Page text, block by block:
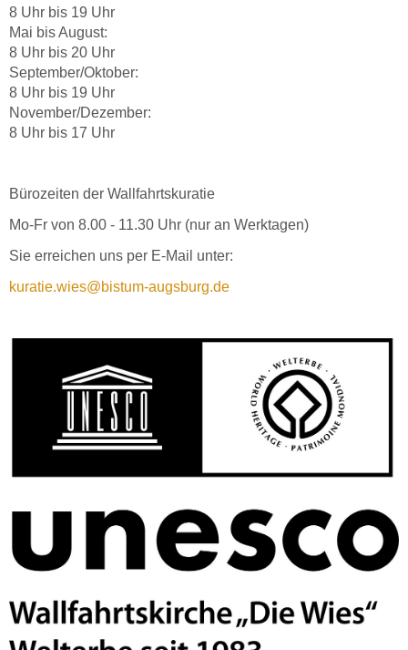
8 Uhr bis 19 Uhr
Mai bis August:
8 Uhr bis 20 Uhr
September/Oktober:
8 Uhr bis 19 Uhr
November/Dezember:
8 Uhr bis 17 Uhr
Bürozeiten der Wallfahrtskuratie
Mo-Fr von 8.00 - 11.30 Uhr (nur an Werktagen)
Sie erreichen uns per E-Mail unter:
kuratie.wies@bistum-augsburg.de